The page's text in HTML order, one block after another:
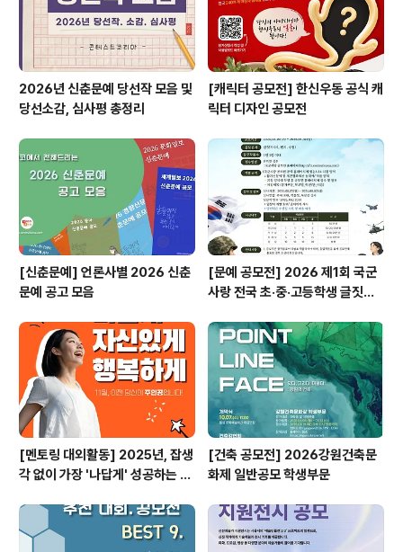
2026년 신춘문예 당선작 모음 및
당선소감, 심사평 총정리
[캐릭터 공모전] 한신우동 공식 캐
릭터 디자인 공모전
[신춘문예] 언론사별 2026 신춘
문예 공고 모음
[문예 공모전] 2026 제1회 국군
사랑 전국 초·중·고등학생 글짓기
[멘토링 대외활동] 2025년, 잡생
각 없이 가장 '나답게' 성공하는 법
[건축 공모전] 2026강원건축문
화제 일반공모 학생부문